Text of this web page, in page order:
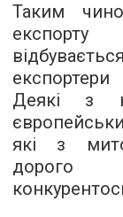
Таким
Деякі з
які з